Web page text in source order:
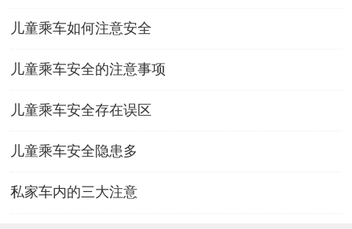
儿童乘车如何注意安全
儿童乘车安全的注意事项
儿童乘车安全存在误区
儿童乘车安全隐患多
私家车内的三大注意